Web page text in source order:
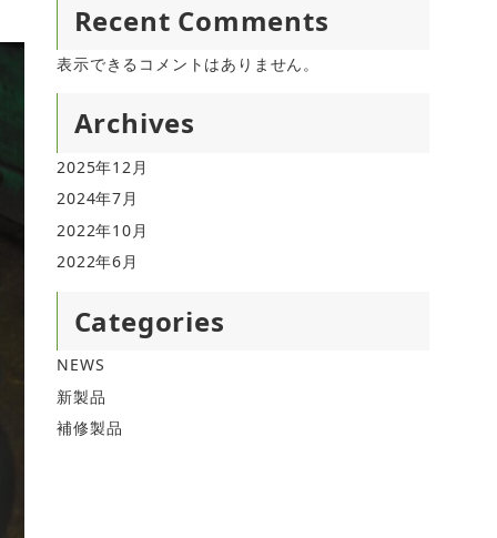
Recent Comments
表示できるコメントはありません。
Archives
2025年12月
2024年7月
2022年10月
2022年6月
Categories
NEWS
新製品
補修製品